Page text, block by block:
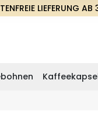
LIEFERUNG